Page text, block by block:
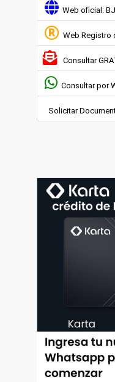
Web oficial:
Web Registro
Consultar
Consultar por
Solicitar